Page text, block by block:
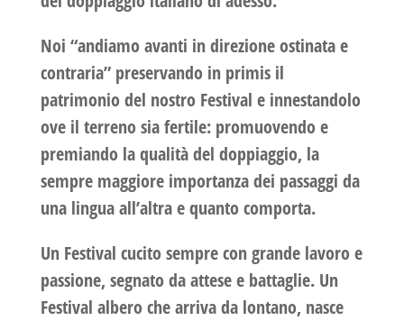
Noi “andiamo avanti in direzione ostinata e
contraria” preservando in primis il
patrimonio del nostro Festival e innestandolo
ove il terreno sia fertile: promuovendo e
premiando la qualità del doppiaggio, la
sempre maggiore importanza dei passaggi da
una lingua all’altra e quanto comporta.
Un Festival cucito sempre con grande lavoro e
passione, segnato da attese e battaglie. Un
Festival albero che arriva da lontano, nasce